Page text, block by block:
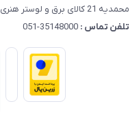
محمدیه 21 کالای برق و لوستر هنری
تلفن تماس :